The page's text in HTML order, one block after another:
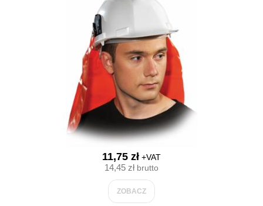
11,75 zł +VAT
14,45 złbrutto
ZOBACZ